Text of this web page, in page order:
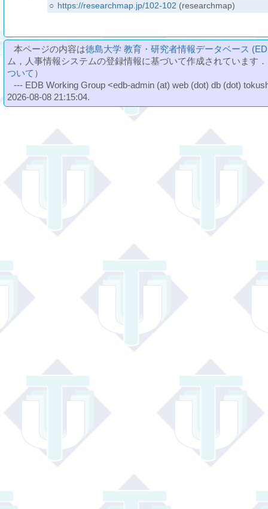
○ https://researchmap.jp/102-102 (researchmap)
本ページの内容は徳島大学 教育・研究者情報データベース
ム，人事情報システムの登録情報に基づいて作成されています
ついて ）
--- EDB Working Group <edb-admin (at) web (dot) db (dot)
2026-08-08 21:15:04.